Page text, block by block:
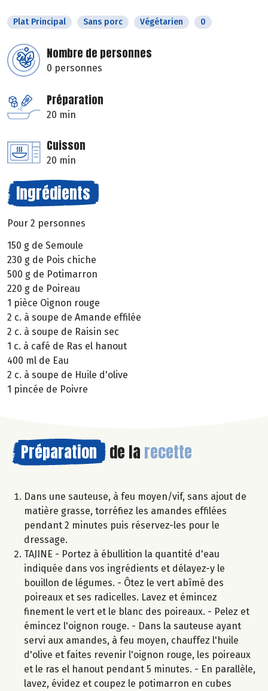
Plat Principal Sans porc Végétarien 0
Nombre de personnes
0 personnes
Préparation
20 min
Cuisson
20 min
Ingrédients
Pour 2 personnes
150 g de Semoule
230 g de Pois chiche
500 g de Potimarron
220 g de Poireau
1 pièce Oignon rouge
2 c. à soupe de Amande effilée
2 c. à soupe de Raisin sec
1 c. à café de Ras el hanout
400 ml de Eau
2 c. à soupe de Huile d'olive
1 pincée de Poivre
Préparation de la recette
Dans une sauteuse, à feu moyen/vif, sans ajout de
matière grasse, torréfiez les amandes effilées
pendant 2 minutes puis réservez-les pour le
dressage.
TAJINE - Portez à ébullition la quantité d'eau
indiquée dans vos ingrédients et délayez-y le
bouillon de légumes. - Ôtez le vert abîmé des
poireaux et ses radicelles. Lavez et émincez
finement le vert et le blanc des poireaux. - Pelez et
émincez l'oignon rouge. - Dans la sauteuse ayant
servi aux amandes, à feu moyen, chauffez l'huile
d'olive et faites revenir l'oignon rouge, les poireaux
et le ras el hanout pendant 5 minutes. - En parallèle,
lavez, évidez et coupez le potimarron en cubes